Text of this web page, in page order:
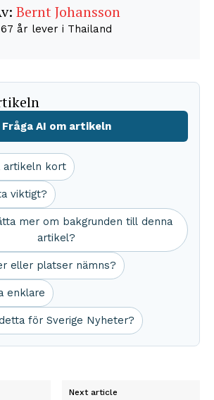
Bernt Johansson
67 år lever i Thailand
Fråga AI om artikeln
artikeln kort
viktigt?
mer om bakgrunden till denna
artikel?
eller platser nämns?
enklare
för Sverige Nyheter?
Next article